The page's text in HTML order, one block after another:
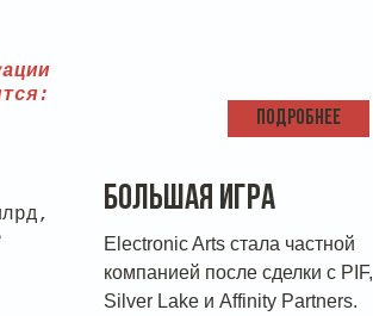
ПОДРОБНЕЕ
БОЛЬШАЯ ИГРА
Electronic Arts стала частной
компанией после сделки с PIF,
Silver Lake и Affinity Partners.